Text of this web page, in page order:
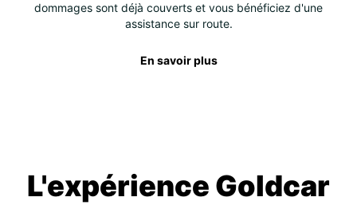
dommages sont déjà couverts et vous bénéficiez d'une
assistance sur route.
En savoir plus
L'expérience Goldcar